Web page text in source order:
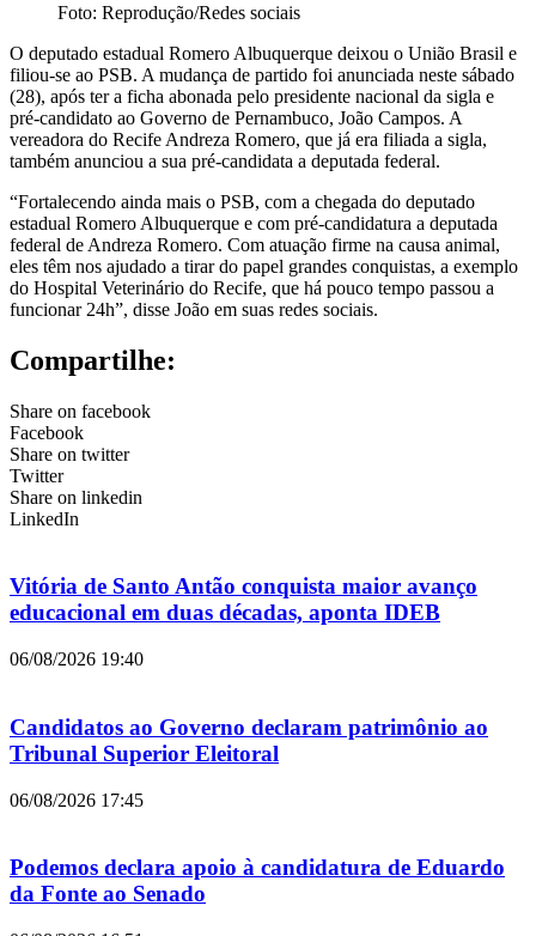
Foto: Reprodução/Redes sociais
O deputado estadual Romero Albuquerque deixou o União Brasil e
filiou-se ao PSB. A mudança de partido foi anunciada neste sábado
(28), após ter a ficha abonada pelo presidente nacional da sigla e
pré-candidato ao Governo de Pernambuco, João Campos. A
vereadora do Recife Andreza Romero, que já era filiada a sigla,
também anunciou a sua pré-candidata a deputada federal.
“Fortalecendo ainda mais o PSB, com a chegada do deputado
estadual Romero Albuquerque e com pré-candidatura a deputada
federal de Andreza Romero. Com atuação firme na causa animal,
eles têm nos ajudado a tirar do papel grandes conquistas, a exemplo
do Hospital Veterinário do Recife, que há pouco tempo passou a
funcionar 24h”, disse João em suas redes sociais.
Compartilhe:
Share on facebook
Facebook
Share on twitter
Twitter
Share on linkedin
LinkedIn
Vitória de Santo Antão conquista maior avanço
educacional em duas décadas, aponta IDEB
06/08/2026 19:40
Candidatos ao Governo declaram patrimônio ao
Tribunal Superior Eleitoral
06/08/2026 17:45
Podemos declara apoio à candidatura de Eduardo
da Fonte ao Senado